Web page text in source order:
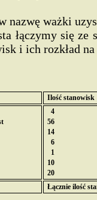
nazwę ważki
łączymy się
i ich rozkład
Ilość stanowisk
4
56
14
6
1
10
20
Łącznie ilość